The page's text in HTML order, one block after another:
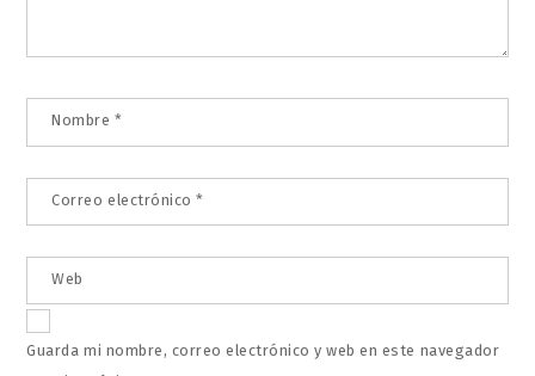
Nombre *
Correo electrónico*
Web
Guarda mi nombre, correo electrónico y web en este navegador